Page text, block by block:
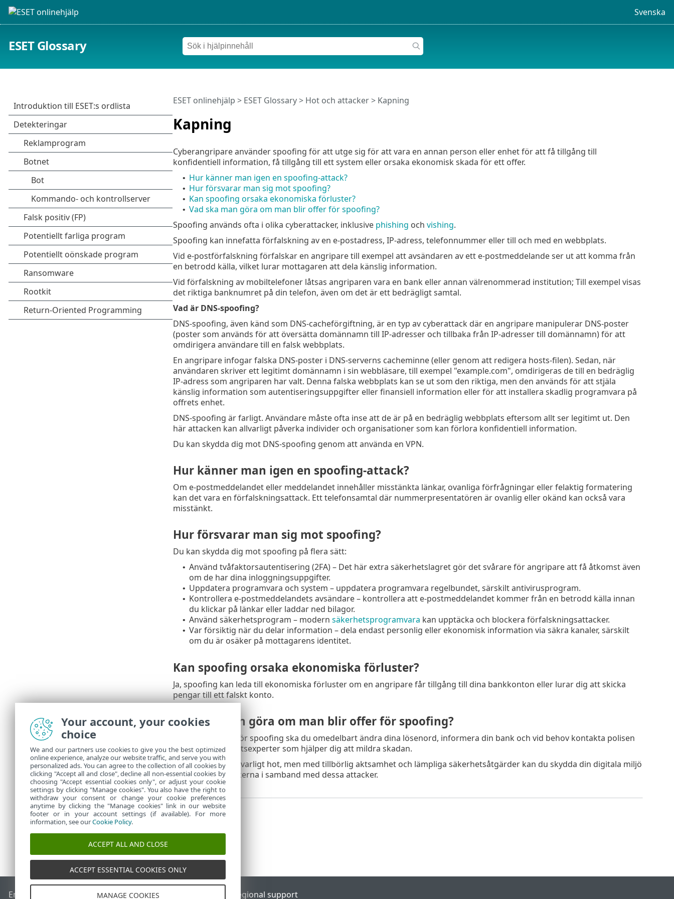
Svenska
ESET Glossary
Kapning
ESET onlinehjälp > ESET Glossary> Hot och attacker > Kapning
Cyberangripare använder spoofing för att utge sig för att vara en annan person eller enhet för att få tillgång till
konfidentiell information, få tillgång till ett system eller orsaka ekonomisk skada för ett offer.
• Hur känner man igen en spoofing-attack?
• Hur försvarar man sig mot spoofing?
• Kan spoofing orsaka ekonomiska förluster?
• Vad ska man göra om man blir offer för spoofing?
Spoofing används ofta i olika cyberattacker, inklusive phishing och vishing.
Spoofing kan innefatta förfalskning av en e-postadress, IP-adress, telefonnummer eller till och med en webbplats.
Vid e-postförfalskning förfalskar en angripare till exempel att avsändaren av ett e-postmeddelande ser ut att komma från
en betrodd källa, vilket lurar mottagaren att dela känslig information.
Vid förfalskning av mobiltelefoner låtsas angriparen vara en bank eller annan välrenommerad institution; Till exempel visas
det riktiga banknumret på din telefon, även om det är ett bedrägligt samtal.
Vad är DNS-spoofing?
DNS-spoofing, även känd som DNS-cacheförgiftning, är en typ av cyberattack där en angripare manipulerar DNS-poster
(poster som används för att översätta domännamn till IP-adresser och tillbaka från IP-adresser till domännamn) för att
omdirigera användare till en falsk webbplats.
En angripare infogar falska DNS-poster i DNS-serverns cacheminne (eller genom att redigera hosts-filen). Sedan, när
användaren skriver ett legitimt domännamn i sin webbläsare, till exempel "example.com", omdirigeras de till en bedräglig
IP-adress som angriparen har valt. Denna falska webbplats kan se ut som den riktiga, men den används för att stjäla
känslig information som autentiseringsuppgifter eller finansiell information eller för att installera skadlig programvara på
offrets enhet.
DNS-spoofing är farligt. Användare måste ofta inse att de är på en bedräglig webbplats eftersom allt ser legitimt ut. Den
här attacken kan allvarligt påverka individer och organisationer som kan förlora konfidentiell information.
Du kan skydda dig mot DNS-spoofing genom att använda en VPN.
Hur känner man igen en spoofing-attack?
Om e-postmeddelandet eller meddelandet innehåller misstänkta länkar, ovanliga förfrågningar eller felaktig formatering
kan det vara en förfalskningsattack. Ett telefonsamtal där nummerpresentatören är ovanlig eller okänd kan också vara
misstänkt.
Hur försvarar man sig mot spoofing?
Du kan skydda dig mot spoofing på flera sätt:
• Använd tvåfaktorsautentisering (2FA) – Det här extra säkerhetslagret gör det svårare för angripare att få åtkomst även
om de har dina inloggningsuppgifter.
• Uppdatera programvara och system – uppdatera programvara regelbundet, särskilt antivirusprogram.
• Kontrollera e-postmeddelandets avsändare – kontrollera att e-postmeddelandet kommer från en betrodd källa innan
du klickar på länkar eller laddar ned bilagor.
• Använd säkerhetsprogram – modern säkerhetsprogramvara kan upptäcka och blockera förfalskningsattacker.
• Var försiktig när du delar information – dela endast personlig eller ekonomisk information via säkra kanaler, särskilt
om du är osäker på mottagarens identitet.
Kan spoofing orsaka ekonomiska förluster?
Ja, spoofing kan leda till ekonomiska förluster om en angripare får tillgång till dina bankkonton eller lurar dig att skicka
pengar till ett falskt konto.
Vad ska man göra om man blir offer för spoofing?
Om du blir offer för spoofing ska du omedelbart ändra dina lösenord, informera din bank och vid behov kontakta polisen
och cybersäkerhetsexperter som hjälper dig att mildra skadan.
Spoofing är ett allvarligt hot, men med tillbörlig aktsamhet och lämpliga säkerhetsåtgärder kan du skydda din digitala miljö
och minimera riskerna i samband med dessa attacker.
End of Life ESET kunskapsbasESET forum Regional support
Your account, your cookies
choice
We and our partners use cookies to give you the best optimized
online experience, analyze our website traffic, and serve you with
personalized ads. You can agree to the collection of all cookies by
clicking "Accept all and close", decline all non-essential cookies by
choosing "Accept essential cookies only", or adjust your cookie
settings by clicking "Manage cookies". You also have the right to
withdraw your consent or change your cookie preferences
anytime by clicking the "Manage cookies" link in our website
footer or in your account settings (if available). For more
information, see ourCookie Policy.
ACCEPT ALL AND CLOSE
ACCEPT ESSENTIAL COOKIES ONLY
MANAGE COOKIES